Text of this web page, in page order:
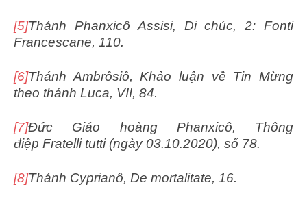
[5]Thánh Phanxicô Assisi, Di chúc, 2: Fonti
Francescane, 110.
[6]Thánh Ambrôsiô, Khảo luận về Tin Mừng
theo thánh Luca, VII, 84.
[7]Đức Giáo hoàng Phanxicô, Thông
điệp Fratelli tutti (ngày 03.10.2020), số 78.
[8]Thánh Cyprianô, De mortalitate, 16.